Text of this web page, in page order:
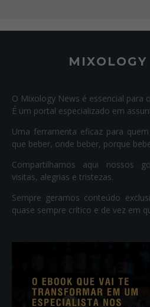
O Mixology News é essencial para
É um portal especializado em
Uma ferramenta eficaz para
que beber, onde beber, porque
Compartilhamos aqui nossos
visitas, alegrias e tristezas.
Sempre geramos conteúdo
quase sempre crítico e de vez em